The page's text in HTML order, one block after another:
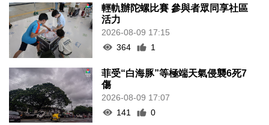
輕軌辦陀螺比賽 參與者眾同享社區
活力
2026-08-09 17:15
364
1
菲受“白海豚”等極端天氣侵襲6死7
傷
2026-08-09 17:07
141
0